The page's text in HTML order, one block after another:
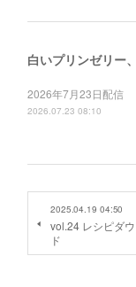
2026年7月23日配信
2026.07.23 08:10
2025.04.19 04:50
vol.24 レシピダ
ド